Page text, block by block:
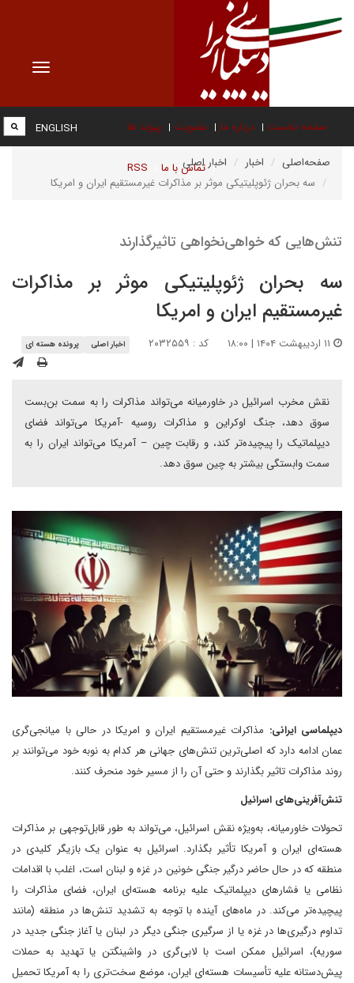
Toggle
صفحه نخست درباره ما عضویت پیوند ها
تماس با ما RSS
ENGLISH
صفحه‌اصلی اخبار
اخبار اصلی
سه بحران ژئوپلیتیکی موثر بر مذاکرات غیرمستقیم ایران و امریکا
تنش‌هایی که خواهی‌نخواهی تاثیرگذارند
سه بحران ژئوپلیتیکی موثر بر مذاکرات
غیرمستقیم ایران و امریکا
کد : ۲۰۳۲۵۵۹ اخبار اصلی پرونده هسته ای
نقش مخرب اسرائیل در خاورمیانه می‌تواند مذاکرات را به سمت بن‌بست
سوق دهد، جنگ اوکراین و مذاکرات روسیه -آمریکا می‌تواند فضای
دیپلماتیک را پیچیده‌تر کند، و رقابت چین – آمریکا می‌تواند ایران را به
سمت وابستگی بیشتر به چین سوق دهد.
دیپلماسی ایرانی: مذاکرات غیرمستقیم ایران و امریکا در حالی با میانجی‌گری
عمان ادامه دارد که اصلی‌ترین تنش‌های جهانی هر کدام به نوبه خود می‌توانند بر
روند مذاکرات تاثیر بگذارند و حتی آن را از مسیر خود منحرف کنند.
تنش‌آفرینی‌های اسرائیل
تحولات خاورمیانه، به‌ویژه نقش اسرائیل، می‌تواند به طور قابل‌توجهی بر مذاکرات
هسته‌ای ایران و آمریکا تأثیر بگذارد. اسرائیل به عنوان یک بازیگر کلیدی در
منطقه که در حال حاضر درگیر جنگی خونین در غزه و لبنان است، اغلب با اقدامات
نظامی یا فشارهای دیپلماتیک علیه برنامه هسته‌ای ایران، فضای مذاکرات را
پیچیده‌تر می‌کند. در ماه‌های آینده با توجه به تشدید تنش‌ها در منطقه (مانند
تداوم درگیری‌ها در غزه یا از سرگیری جنگی دیگر در لبنان یا آغاز جنگی جدید در
سوریه)، اسرائیل ممکن است با لابی‌گری در واشینگتن یا تهدید به حملات
پیش‌دستانه علیه تأسیسات هسته‌ای ایران، موضع سخت‌تری را به آمریکا تحمیل